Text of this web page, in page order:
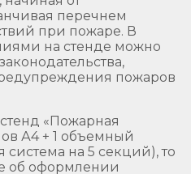
перечнем
при пожаре. В
на стенде можно
пожаров
«Пожарная
А4 + 1 объемный
на 5 секций), то
об оформлении